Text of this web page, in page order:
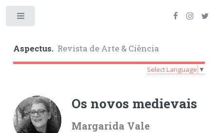
Aspectus.Revista de Arte & Ciência
Select Language ▼
Os novos medievais
Margarida Vale